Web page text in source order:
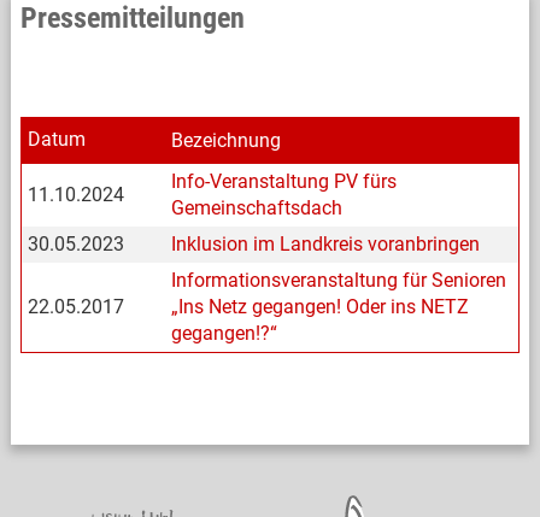
Pressemitteilungen
Datum Bezeichnung
11.10.2024
Info-Veranstaltung PV fürs
Gemeinschaftsdach
30.05.2023
Inklusion im Landkreis voranbringen
22.05.2017
Informationsveranstaltung für Senioren
„Ins Netz gegangen! Oder ins NETZ
gegangen!?“